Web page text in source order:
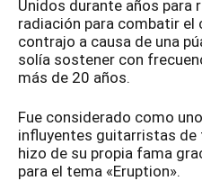
Unidos durante años
radiación para combatir el
contrajo a causa de una
solía sostener con
más de 20 años.
Fue considerado como
influyentes guitarristas
hizo de su propia fama
para el tema «Eruption».